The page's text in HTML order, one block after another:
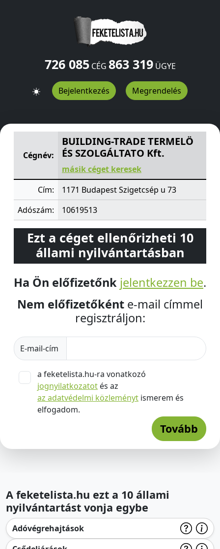
726 085CÉG 863 319ÜGYE
Bejelentkezés Megrendelés
BUILDING-TRADE TERMELÖ ÉS SZOLGÁLTATO Kft.
Cégnév:
BUILDING-TRADE TERMELÖ
ÉS SZOLGÁLTATO Kft.
másik céget keresek
Cím:
1171 Budapest Szigetcsép u 73
Adószám:
10619513
Ezt a céget ellenőrizheti 10
állami nyilvántartásban
Ha Ön előfizetőnk jelentkezzen be.
Nem előfizetőként e-mail címmel
regisztráljon:
E-mail-cím
a feketelista.hu-ra vonatkozó
jognyilatkozatot és az
az adatvédelmi közleményt ismerem és
elfogadom.
Tovább
A feketelista.hu ezt a 10 állami
nyilvántartást vonja egybe
Adóvégrehajtások